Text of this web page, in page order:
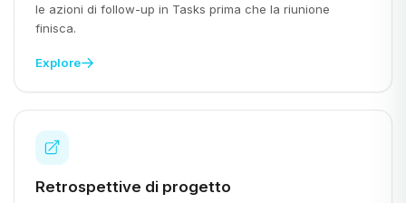
le azioni di follow-up in Tasks prima che la riunione
finisca.
Explore
Retrospettive di progetto